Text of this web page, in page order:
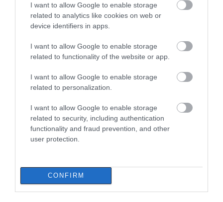
I want to allow Google to enable storage
related to analytics like cookies on web or
device identifiers in apps.
I want to allow Google to enable storage
related to functionality of the website or app.
I want to allow Google to enable storage
related to personalization.
I want to allow Google to enable storage
related to security, including authentication
functionality and fraud prevention, and other
user protection.
CONFIRM
Ράγισαν καρδιές στην Εύβοια: Το
τελευταίο «αντίο» στον 36χρονο
επιχειρηματία
Νέο επίδομα 600 ευρώ για
07.08.2026 | 19:00
Αυτός ο δήμος της Εύβοιας πάει
στα δικαστήρια για τις
ανεμογεννήτριες
07.08.2026 | 18:40
Τραγική κατάληξη είχε η
θαλάσσια εκδρομή για 57χρονο
τουρίστα
Εύβοια: Γυναίκα έπεσε
θύμα διαδικτυακής
τρακτέρ που δεν
παρέλαβε
Τραγωδία στην Εύβοια:
Άνδρας ανασύρθηκε
από τη θάλασσα
Ανακοινώθηκαν νέες
προσλήψεις σε δήμο
της Εύβοιας για τις